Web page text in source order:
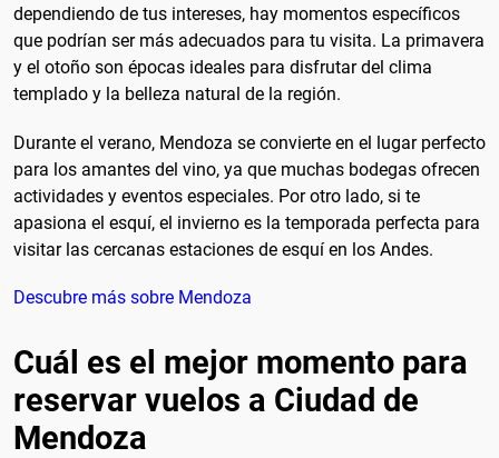
dependiendo de tus intereses, hay momentos específicos
que podrían ser más adecuados para tu visita. La primavera
y el otoño son épocas ideales para disfrutar del clima
templado y la belleza natural de la región.
Durante el verano, Mendoza se convierte en el lugar perfecto
para los amantes del vino, ya que muchas bodegas ofrecen
actividades y eventos especiales. Por otro lado, si te
apasiona el esquí, el invierno es la temporada perfecta para
visitar las cercanas estaciones de esquí en los Andes.
Descubre más sobre Mendoza
Cuál es el mejor momento para
reservar vuelos a Ciudad de
Mendoza